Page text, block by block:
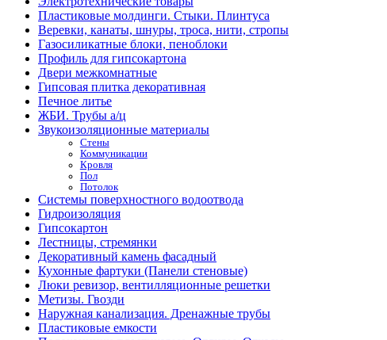
Пластиковые молдинги. Стыки. Плинтуса
Веревки, канаты, шнуры, троса, нити, стропы
Газосиликатные блоки, пеноблоки
Профиль для гипсокартона
Двери межкомнатные
Гипсовая плитка декоративная
Печное литье
ЖБИ. Трубы а/ц
Звукоизоляционные материалы
Стены
Коммуникации
Кровля
Пол
Потолок
Системы поверхностного водоотвода
Гидроизоляция
Гипсокартон
Лестницы, стремянки
Декоративный камень фасадный
Кухонные фартуки (Панели стеновые)
Люки ревизор, вентилляционные решетки
Метизы. Гвозди
Наружная канализация. Дренажные трубы
Пластиковые емкости